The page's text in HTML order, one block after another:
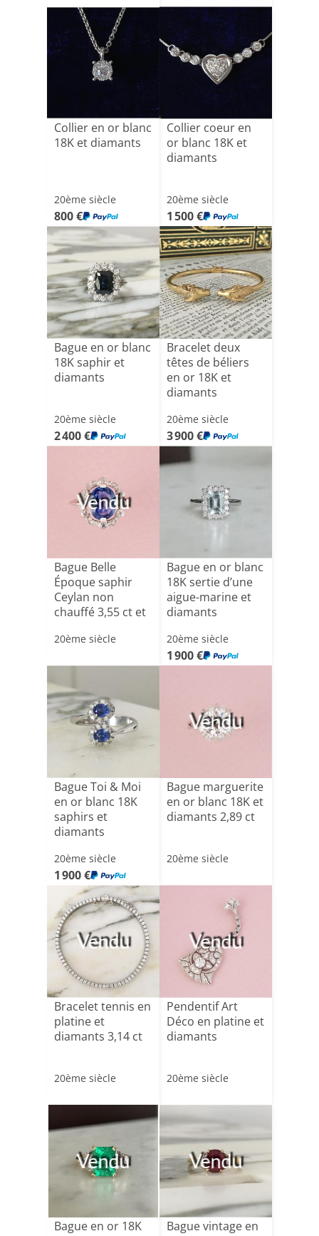
Collier en or blanc
18K et diamants
20ème siècle
800 €
Collier coeur en
or blanc 18K et
diamants
20ème siècle
1 500 €
Bague en or blanc
18K saphir et
diamants
20ème siècle
2 400 €
Bracelet deux
têtes de béliers
en or 18K et
diamants
20ème siècle
3 900 €
Vendu
Bague Belle
Époque saphir
Ceylan non
chauffé 3,55 ct et
20ème siècle
Bague en or blanc
18K sertie d’une
aigue-marine et
diamants
20ème siècle
1 900 €
Bague Toi & Moi
en or blanc 18K
saphirs et
diamants
20ème siècle
1 900 €
Vendu
Bague marguerite
en or blanc 18K et
diamants 2,89 ct
20ème siècle
Vendu
Bracelet tennis en
platine et
diamants 3,14 ct
20ème siècle
Vendu
Pendentif Art
Déco en platine et
diamants
20ème siècle
Vendu
Bague en or 18K
Vendu
Bague vintage en